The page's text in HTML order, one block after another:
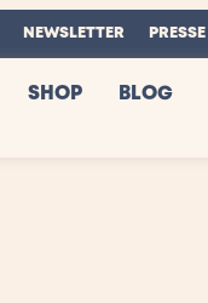
NEWSLETTER PRESSE
SHOP BLOG